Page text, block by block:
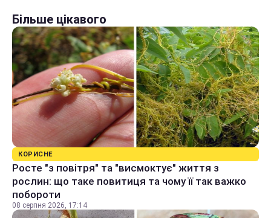
Більше цікавого
КОРИСНЕ
Росте "з повітря" та "висмоктує" життя з
рослин: що таке повитиця та чому її так важко
побороти
08 серпня 2026, 17:14